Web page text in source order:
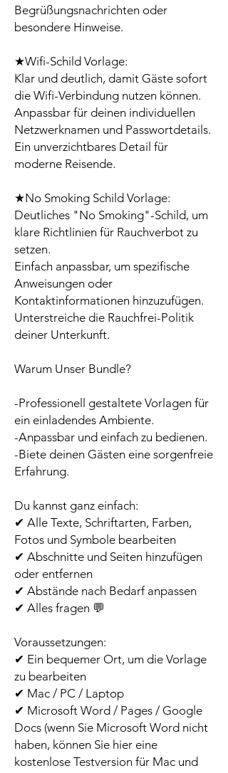
Begrüßungsnachrichten oder
besondere Hinweise.
★Wifi-Schild Vorlage:
Klar und deutlich, damit Gäste sofort
die Wifi-Verbindung nutzen können.
Anpassbar für deinen individuellen
Netzwerknamen und Passwortdetails.
Ein unverzichtbares Detail für
moderne Reisende.
★No Smoking Schild Vorlage:
Deutliches "No Smoking"-Schild, um
klare Richtlinien für Rauchverbot zu
setzen.
Einfach anpassbar, um spezifische
Anweisungen oder
Kontaktinformationen hinzuzufügen.
Unterstreiche die Rauchfrei-Politik
deiner Unterkunft.
Warum Unser Bundle?
-Professionell gestaltete Vorlagen für
ein einladendes Ambiente.
-Anpassbar und einfach zu bedienen.
-Biete deinen Gästen eine sorgenfreie
Erfahrung.
Du kannst ganz einfach:
✔ Alle Texte, Schriftarten, Farben,
Fotos und Symbole bearbeiten
✔ Abschnitte und Seiten hinzufügen
oder entfernen
✔ Abstände nach Bedarf anpassen
✔ Alles fragen 💬
Voraussetzungen:
✔ Ein bequemer Ort, um die Vorlage
zu bearbeiten
✔ Mac / PC / Laptop
✔ Microsoft Word / Pages / Google
Docs (wenn Sie Microsoft Word nicht
haben, können Sie hier eine
kostenlose Testversion für Mac und